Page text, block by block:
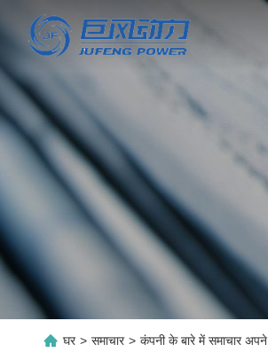
घर > समाचार > कंपनी के बारे में समाचार